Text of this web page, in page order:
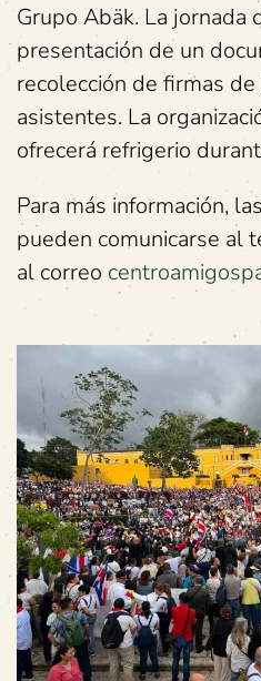
Grupo Abäk. La jornada
presentación de un
recolección de firmas
asistentes. La
ofrecerá refrigerio
Para más información,
pueden comunicarse al
al correo